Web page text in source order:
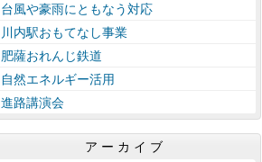
台風や豪雨にともなう対応
川内駅おもてなし事業
肥薩おれんじ鉄道
自然エネルギー活用
進路講演会
アーカイブ